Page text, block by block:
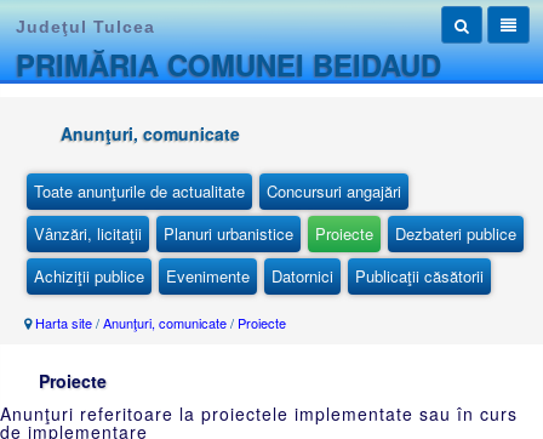
Judeţul Tulcea
PRIMĂRIA COMUNEI BEIDAUD
Anunţuri, comunicate
Toate anunţurile de actualitate
Concursuri angajări
Vânzări, licitaţii
Planuri urbanistice Proiecte
Dezbateri publice
Achiziţii publice
Evenimente Datornici Publicaţii căsătorii
Harta site/Anunţuri, comunicate/ Proiecte
Proiecte
Anunţuri referitoare la proiectele implementate sau în curs
de implementare